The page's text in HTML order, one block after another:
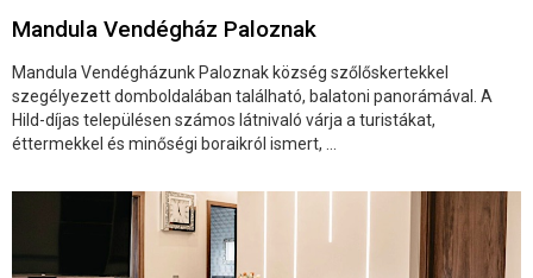
Mandula Vendégház Paloznak
Mandula Vendégházunk Paloznak község szőlőskertekkel
szegélyezett domboldalában található, balatoni panorámával. A
Hild-díjas településen számos látnivaló várja a turistákat,
éttermekkel és minőségi boraikról ismert, ...